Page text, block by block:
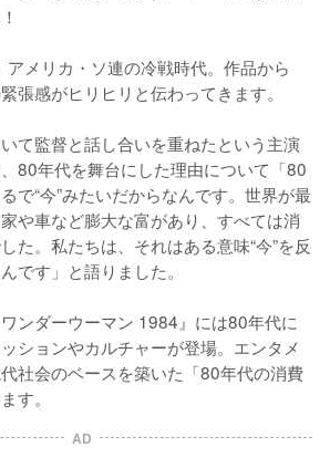
メリカ・ソ連の冷戦時代。作品から
張感がヒリヒリと伝わってきます。
て監督と話し合いを重ねたという主演
80年代を舞台にした理由について「80
で“今”みたいだからなんです。世界が最
や車など膨大な富があり、すべては消
た。私たちは、それはある意味“今”を反
です」と語りました。
ンダーウーマン 1984』には80年代に
ションやカルチャーが登場。エンタメ
社会のベースを築いた「80年代の消費
す。
AD